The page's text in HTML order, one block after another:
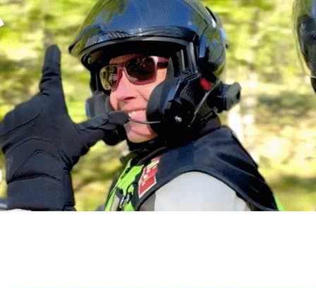
Menu
<
>
2026
2025
2024
2023
?>
Images de la page d'accueil
Cliquez pour éditer